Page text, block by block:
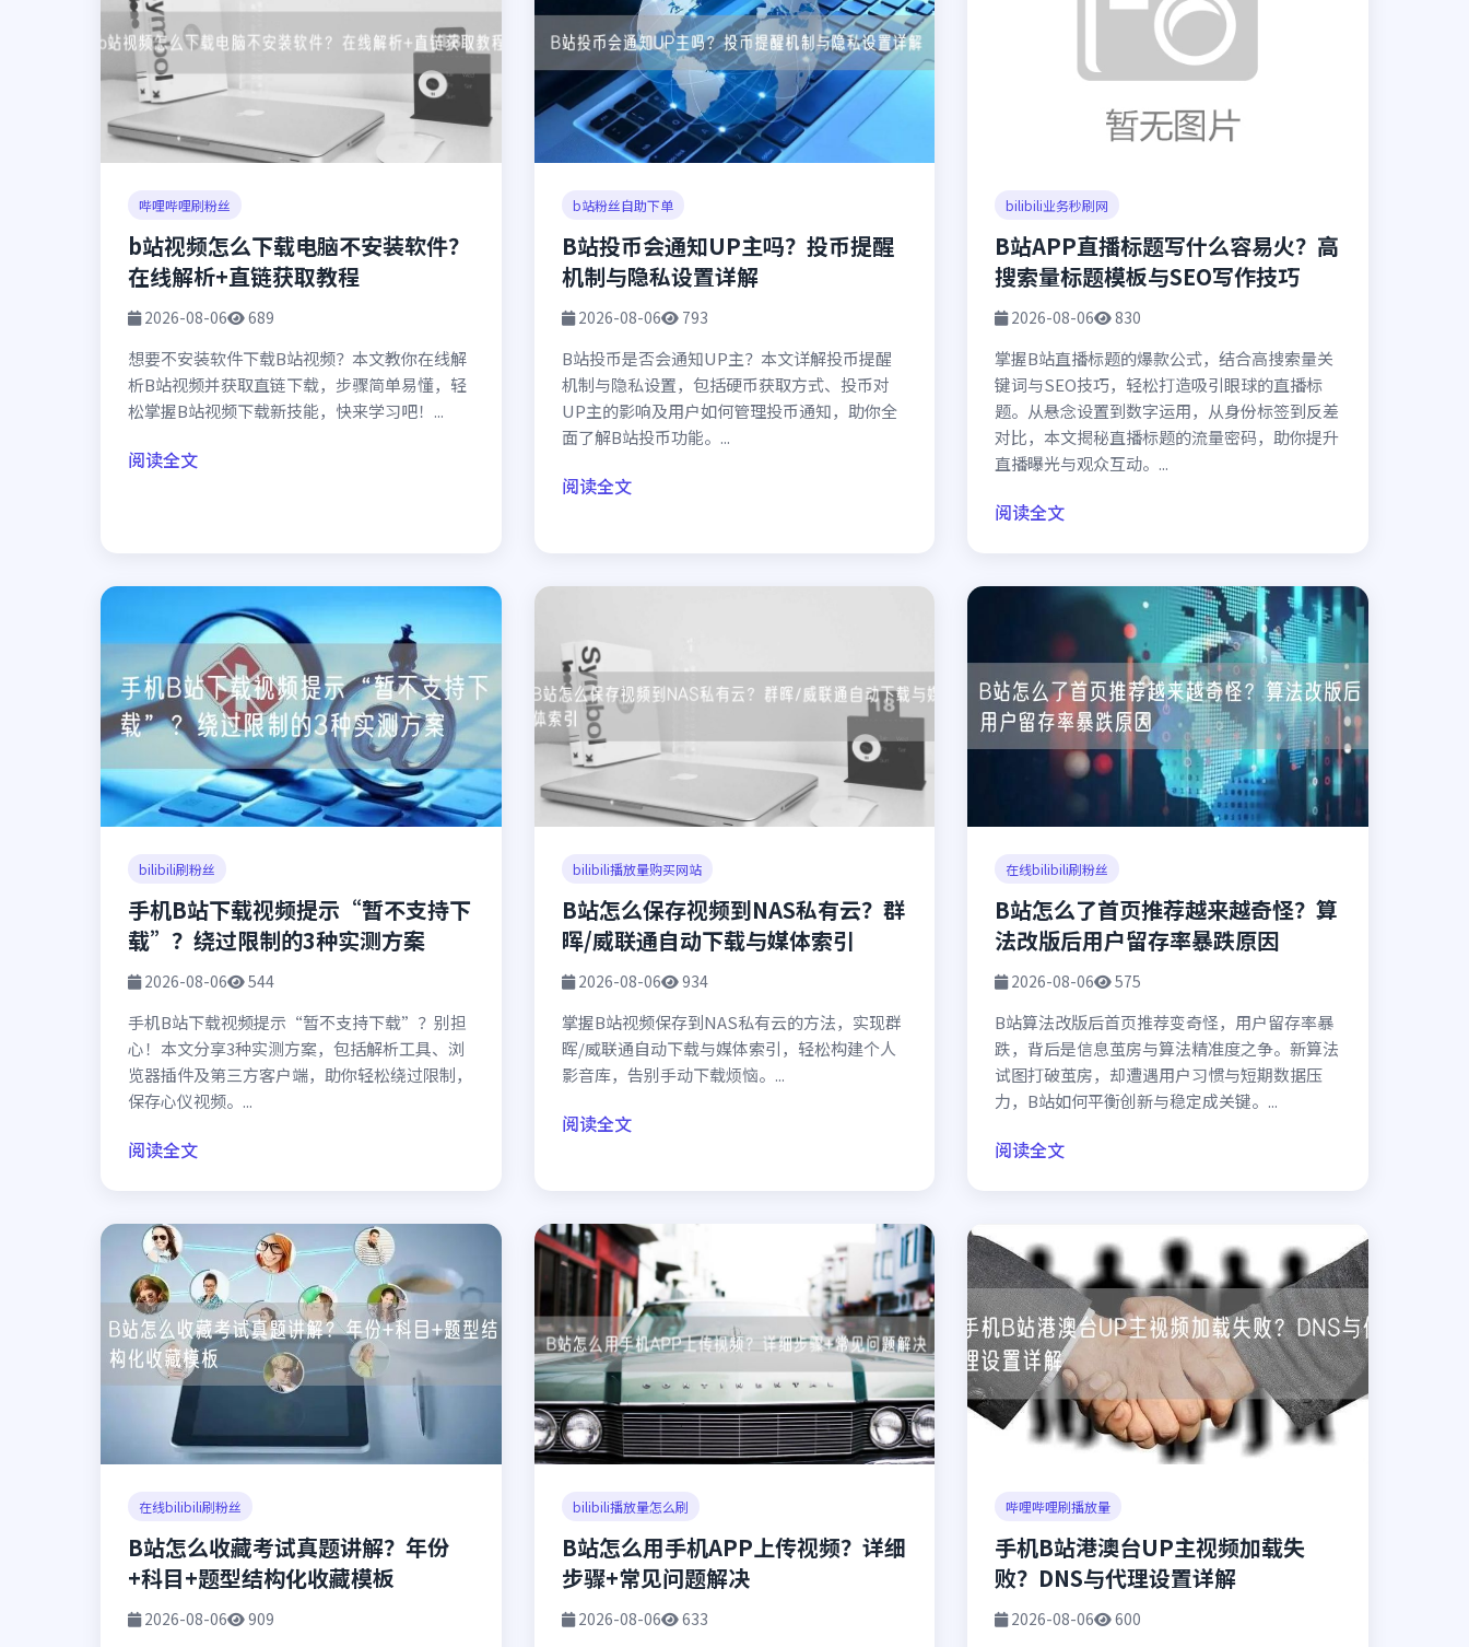
哔哩哔哩刷粉丝
b站视频怎么下载电脑不安装软件？
在线解析+直链获取教程
2026-08-06 689
想要不安装软件下载B站视频？本文教你在线解
析B站视频并获取直链下载，步骤简单易懂，轻
松掌握B站视频下载新技能，快来学习吧！...
阅读全文
b站粉丝自助下单
B站投币会通知UP主吗？投币提醒
机制与隐私设置详解
2026-08-06 793
B站投币是否会通知UP主？本文详解投币提醒
机制与隐私设置，包括硬币获取方式、投币对
UP主的影响及用户如何管理投币通知，助你全
面了解B站投币功能。...
阅读全文
bilibili业务秒刷网
B站APP直播标题写什么容易火？高
搜索量标题模板与SEO写作技巧
2026-08-06 830
掌握B站直播标题的爆款公式，结合高搜索量关
键词与SEO技巧，轻松打造吸引眼球的直播标
题。从悬念设置到数字运用，从身份标签到反差
对比，本文揭秘直播标题的流量密码，助你提升
直播曝光与观众互动。...
阅读全文
bilibili刷粉丝
手机B站下载视频提示“暂不支持下
载”？绕过限制的3种实测方案
2026-08-06 544
手机B站下载视频提示“暂不支持下载”？别担
心！本文分享3种实测方案，包括解析工具、浏
览器插件及第三方客户端，助你轻松绕过限制，
保存心仪视频。...
阅读全文
bilibili播放量购买网站
B站怎么保存视频到NAS私有云？群
晖/威联通自动下载与媒体索引
2026-08-06 934
掌握B站视频保存到NAS私有云的方法，实现群
晖/威联通自动下载与媒体索引，轻松构建个人
影音库，告别手动下载烦恼。...
阅读全文
在线bilibili刷粉丝
B站怎么了首页推荐越来越奇怪？算
法改版后用户留存率暴跌原因
2026-08-06 575
B站算法改版后首页推荐变奇怪，用户留存率暴
跌，背后是信息茧房与算法精准度之争。新算法
试图打破茧房，却遭遇用户习惯与短期数据压
力，B站如何平衡创新与稳定成关键。...
阅读全文
在线bilibili刷粉丝
B站怎么收藏考试真题讲解？年份
+科目+题型结构化收藏模板
2026-08-06 909
bilibili播放量怎么刷
B站怎么用手机APP上传视频？详细
步骤+常见问题解决
2026-08-06 633
哔哩哔哩刷播放量
手机B站港澳台UP主视频加载失
败？DNS与代理设置详解
2026-08-06 600